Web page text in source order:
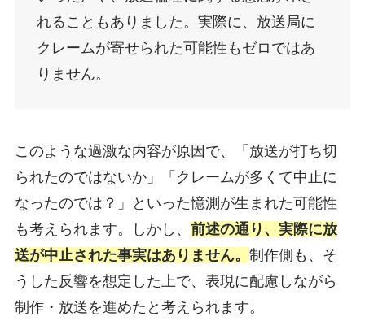
れることもありました。実際に、放送局に
クレームが寄せられた可能性もゼロではあ
りません。
このような過激な内容が原因で、「放送が打ち切
られたのではないか」「クレームが多くて中止に
なったのでは？」といった憶測が生まれた可能性
も考えられます。しかし、 前述の通り、実際に放
送が中止された事実はありません。 制作側も、そ
うした反響を想定した上で、表現に配慮しながら
制作・放送を進めたと考えられます。